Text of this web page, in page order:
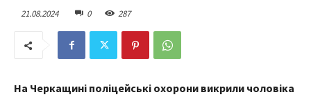
21.08.2024 0 287
На Черкащині поліцейські охорони викрили чоловіка